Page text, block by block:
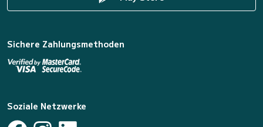
Sichere Zahlungsmethoden
Soziale Netzwerke